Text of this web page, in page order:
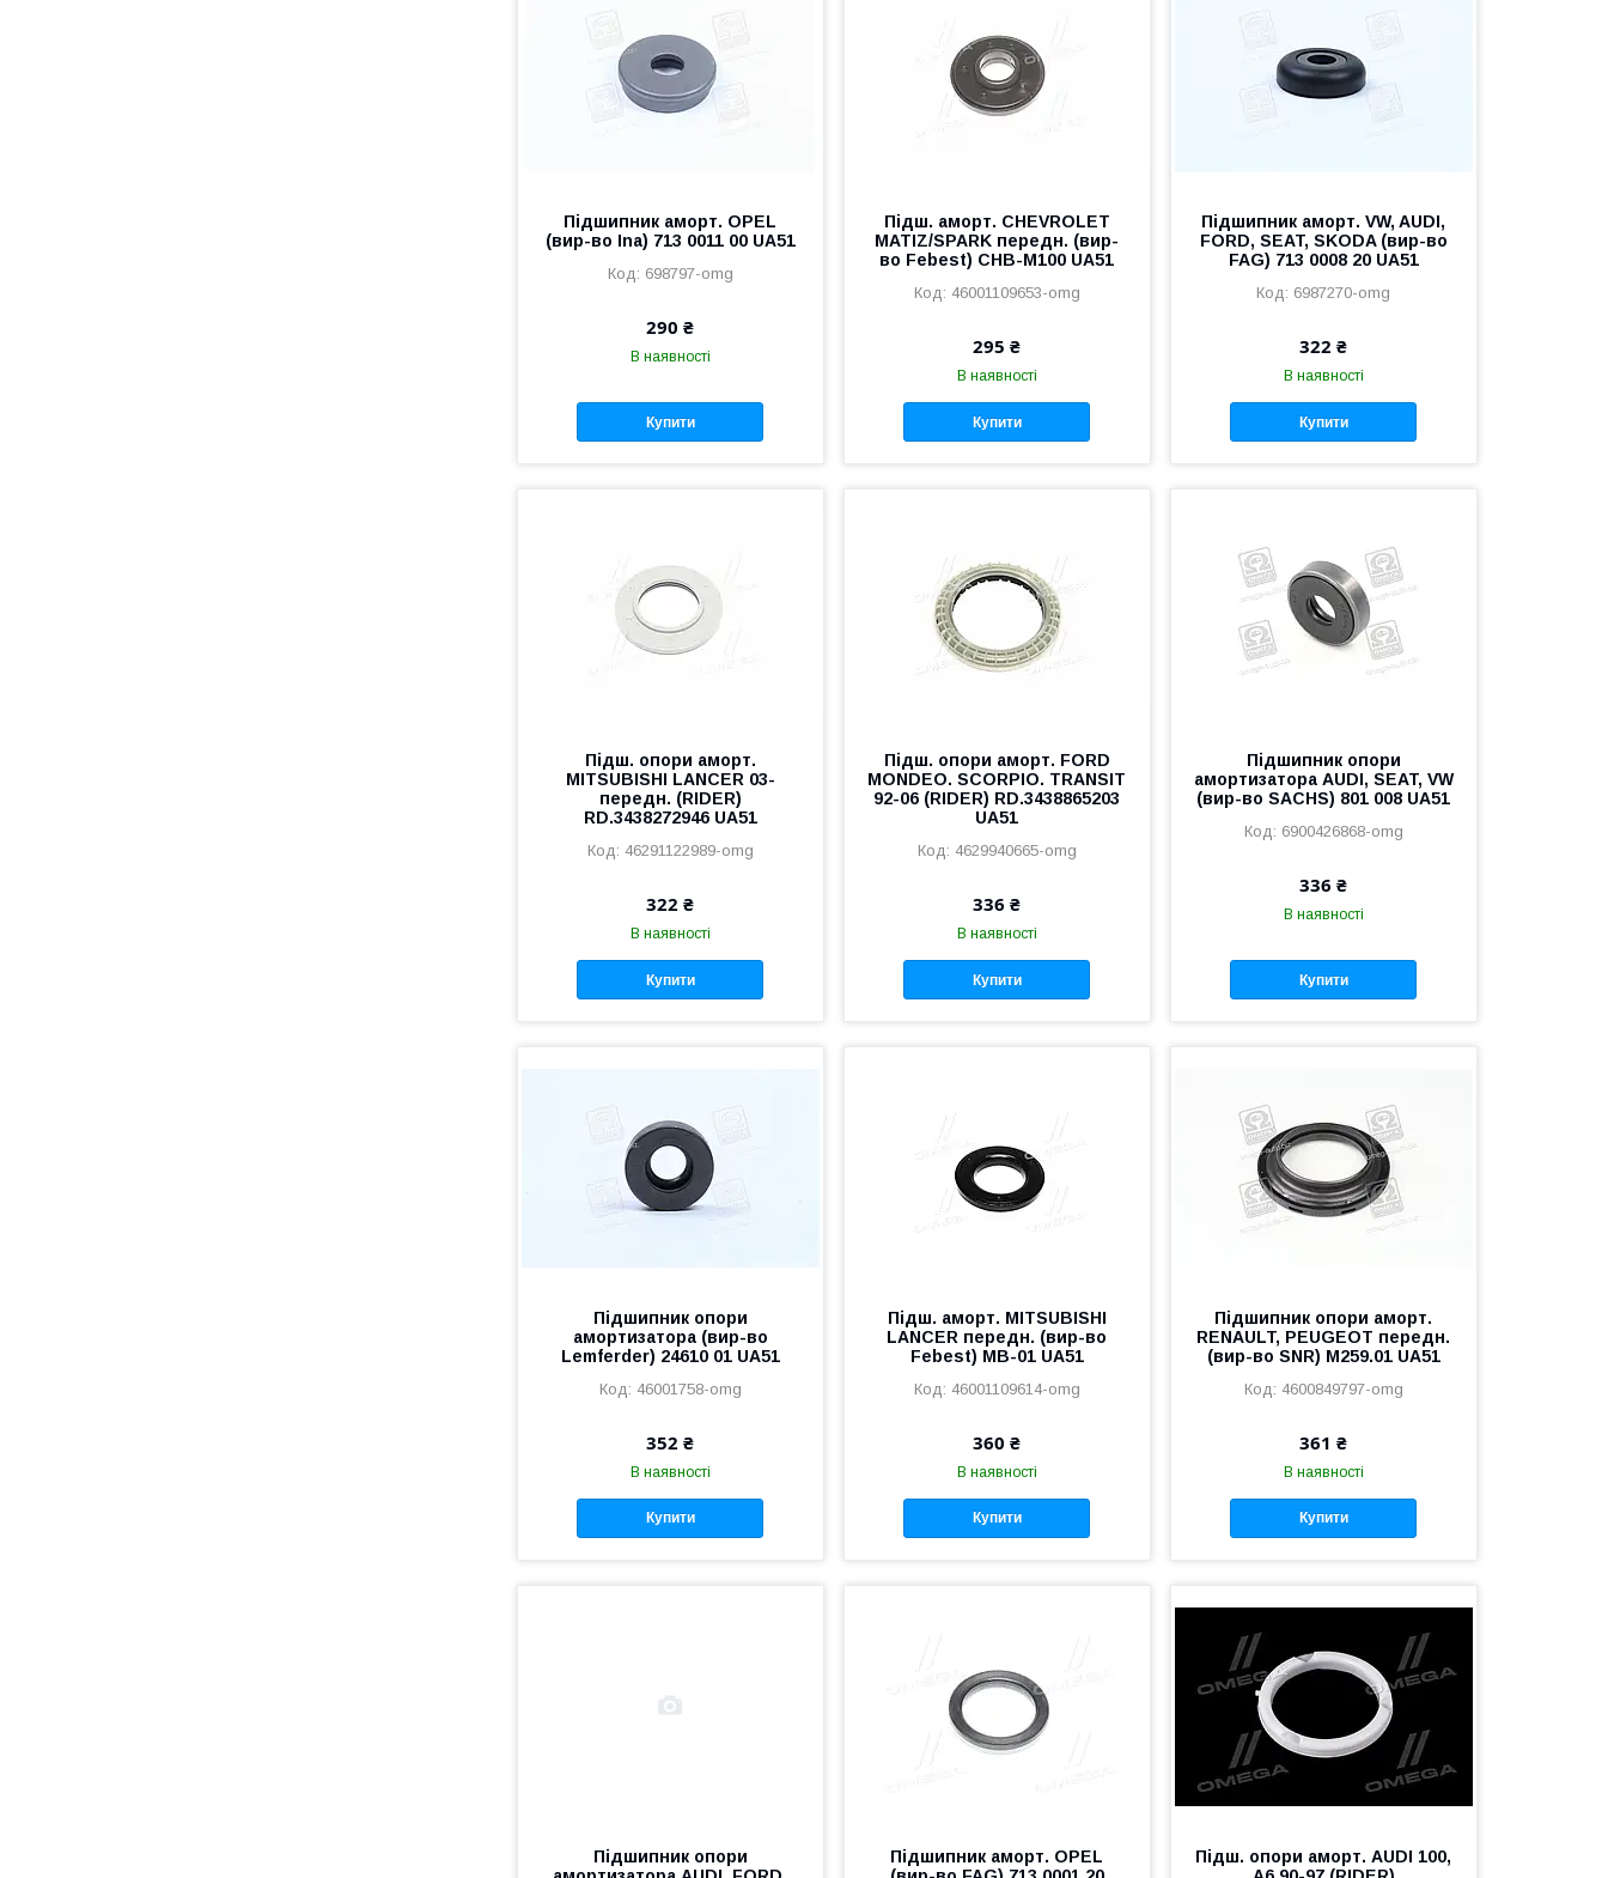
Підшипник аморт. OPEL
(вир-во Ina) 713 0011 00 UA51
698797-omg
290 ₴
В наявності
Купити
Підш. аморт. CHEVROLET
MATIZ/SPARK передн. (вир-
во Febest) CHB-M100 UA51
46001109653-omg
295 ₴
В наявності
Купити
Підшипник аморт. VW, AUDI,
FORD, SEAT, SKODA (вир-во
FAG) 713 0008 20 UA51
6987270-omg
322 ₴
В наявності
Купити
Підш. опори аморт.
MITSUBISHI LANCER 03-
передн. (RIDER)
RD.3438272946 UA51
46291122989-omg
322 ₴
В наявності
Купити
Підш. опори аморт. FORD
MONDEO. SCORPIO. TRANSIT
92-06 (RIDER) RD.3438865203
UA51
4629940665-omg
336 ₴
В наявності
Купити
Підшипник опори
амортизатора AUDI, SEAT, VW
(вир-во SACHS) 801 008 UA51
6900426868-omg
336 ₴
В наявності
Купити
Підшипник опори
амортизатора (вир-во
Lemferder) 24610 01 UA51
46001758-omg
352 ₴
В наявності
Купити
Підш. аморт. MITSUBISHI
LANCER передн. (вир-во
Febest) MB-01 UA51
46001109614-omg
360 ₴
В наявності
Купити
Підшипник опори аморт.
RENAULT, PEUGEOT передн.
(вир-во SNR) M259.01 UA51
4600849797-omg
361 ₴
В наявності
Купити
Підшипник опори
Підшипник аморт. OPEL
Підш. опори аморт. AUDI 100,